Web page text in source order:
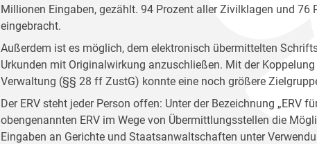
Millionen Eingaben, gezählt. 94 Prozent aller Zivilklagen und
eingebracht.
Außerdem ist es möglich, dem elektronisch übermittelten
Urkunden mit Originalwirkung anzuschließen. Mit der
Verwaltung (§§ 28 ff ZustG) konnte eine noch größere
Der ERV steht jeder Person offen: Unter der Bezeichnung „ERV
obengenannten ERV im Wege von Übermittlungsstellen die
Eingaben an Gerichte und Staatsanwaltschaften unter